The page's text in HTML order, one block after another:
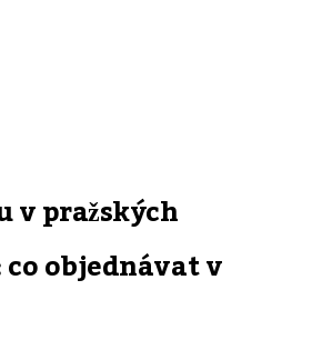
v pražských
objednávat v